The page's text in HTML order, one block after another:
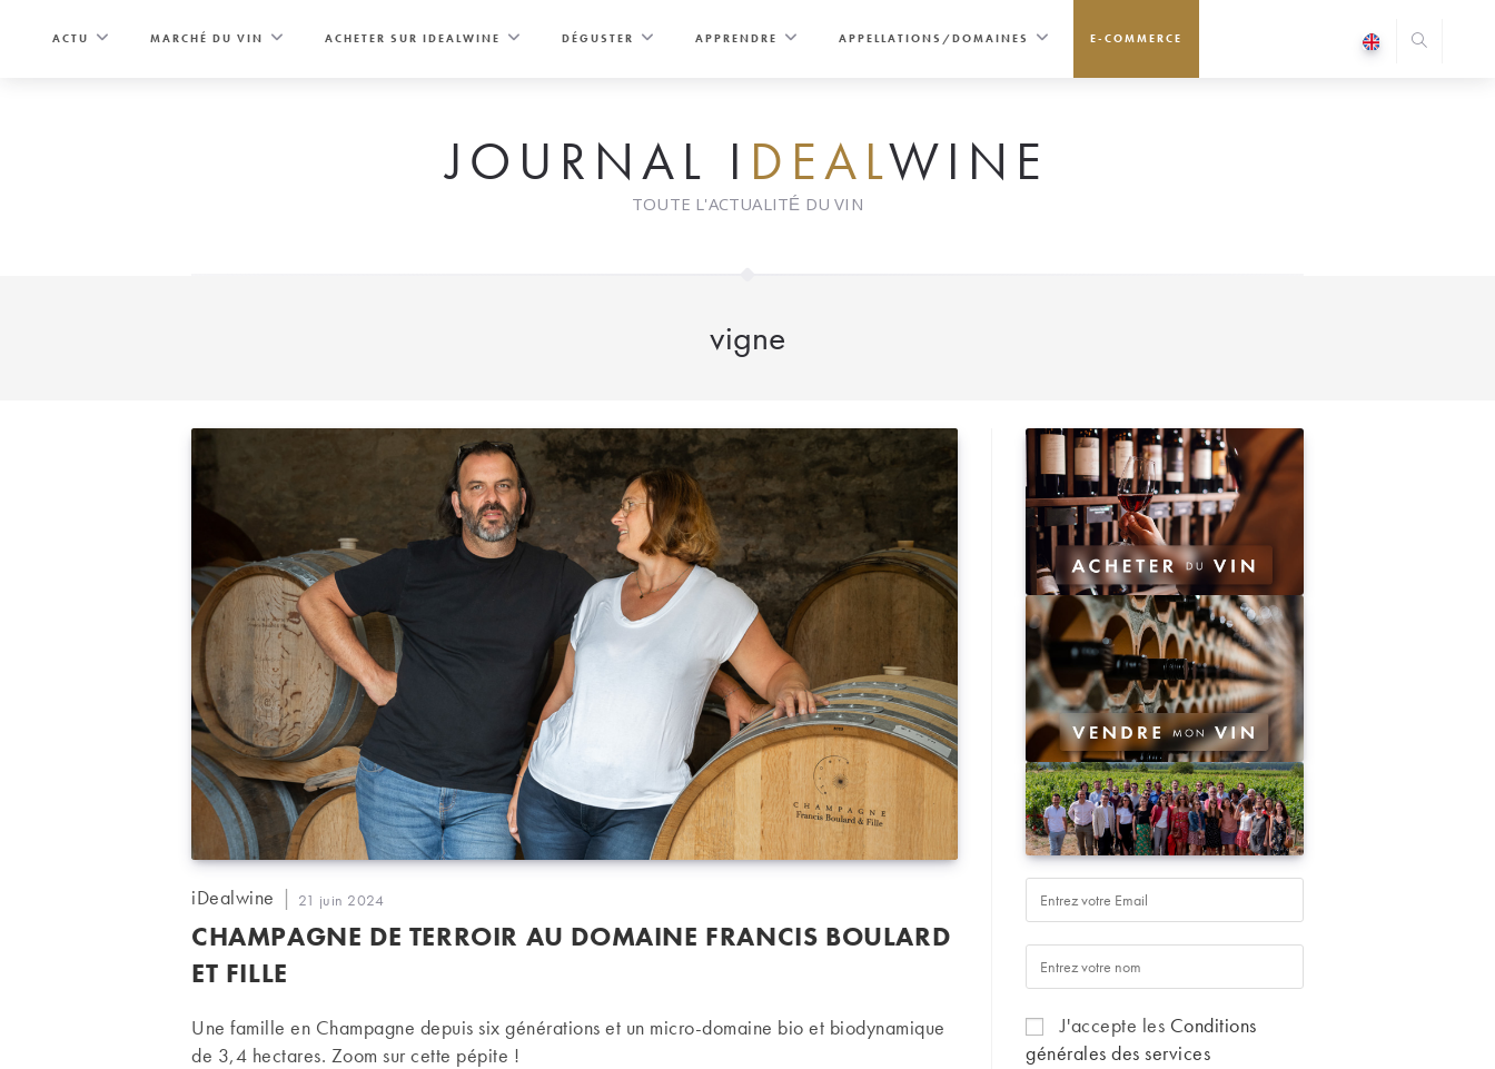
ACTU MARCHÉ DU VIN ACHETER SUR IDEALWINE DÉGUSTER APPRENDRE APPELLATIONS/DOMAINES E-COMMERCE
JOURNAL I DEALWINE
TOUTE L'ACTUALITÉ DU VIN
vigne
Auteur/autrice
la
publication :
iDealwine
Publication
21 juin 2024
CHAMPAGNE DE TERROIR AU DOMAINE FRANCIS BOULARD
ET FILLE
Une famille en Champagne depuis six générations et un micro-domaine bio et biodynamique
de 3,4 hectares. Zoom sur cette pépite !
J'accepte les Conditions
générales des services